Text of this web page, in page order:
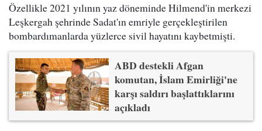
Özellikle 2021 yılının yaz döneminde Hilmend'in merkezi
Leşkergah şehrinde Sadat'ın emriyle gerçekleştirilen
bombardımanlarda yüzlerce sivil hayatını kaybetmişti.
ABD destekli Afgan
komutan, İslam Emirliği'ne
karşı saldırı başlattıklarını
açıkladı